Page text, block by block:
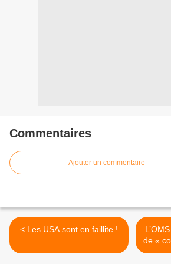
Commentaires
Ajouter un commentaire
< Les USA sont en faillite !
de «